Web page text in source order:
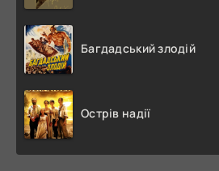
Багдадський злодій
Острів надії